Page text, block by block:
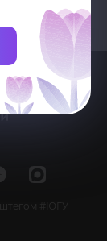
#ЮГУ